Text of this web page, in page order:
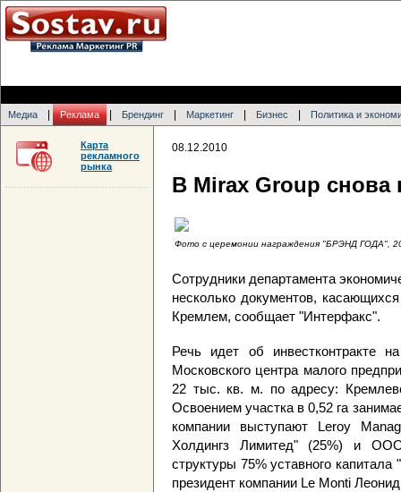
Медиа Реклама Брендинг Маркетинг Бизнес Политика и
08.12.2010
В Mirax Group
Фото с церемонии награждения "БРЭНД ГОДА",
Сотрудники департамента
несколько документов,
Кремлем, сообщает "Интерфакс".
Речь идет об инвестконтракте
Московского центра малого
22 тыс. кв. м. по адресу:
Освоением участка в 0,52 га
компании выступают Leroy
Холдингз Лимитед" (25%) и
структуры 75% уставного
президент компании Le Monti
Карта
рекламного
рынка